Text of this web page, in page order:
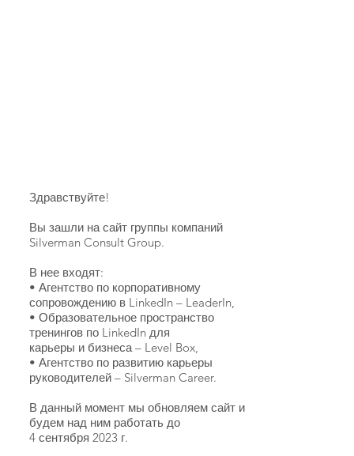
Здравствуйте!
Вы зашли на сайт группы компаний
Silverman Consult Group.
В нее входят:
• Агентство по корпоративному
сопровождению в LinkedIn – LeaderIn,
• Образовательное пространство
тренингов по LinkedIn для
карьеры и бизнеса – Level Box,
• Агентство по развитию карьеры
руководителей – Silverman Career.
В данный момент мы обновляем сайт и
будем над ним работать до
4 сентября 2023 г.